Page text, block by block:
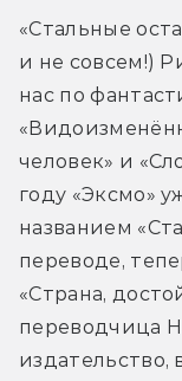
«Стальные
и не совсем!)
нас по
человек» и
году «Эксмо»
названием
переводе,
«Страна,
переводчица
издательство,